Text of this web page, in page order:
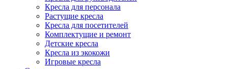
Кресла для персонала
Растущие кресла
Кресла для посетителей
Комплектущие и ремонт
Детские кресла
Кресла из экокожи
Игровые кресла